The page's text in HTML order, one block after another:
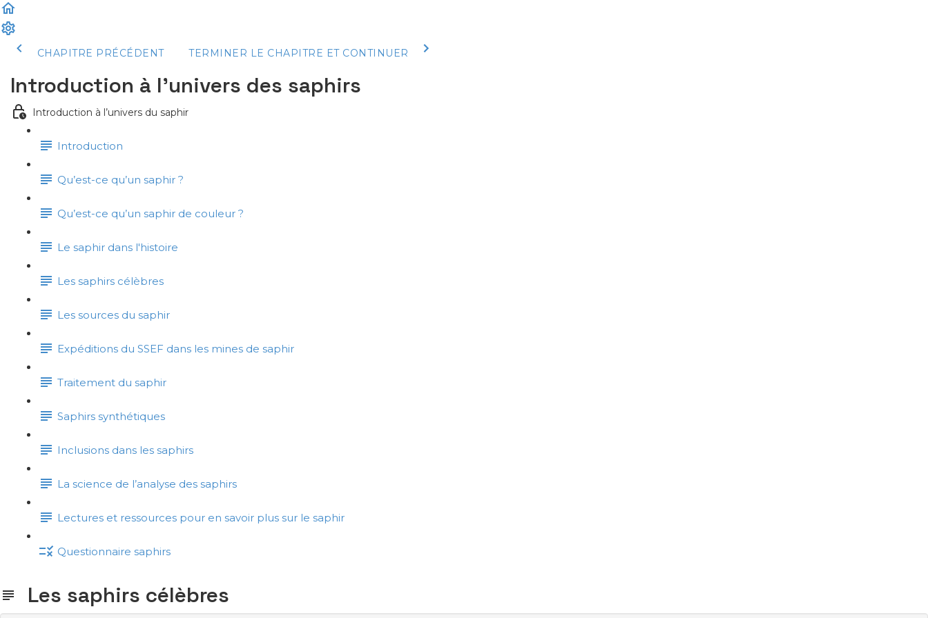
CHAPITRE PRÉCÉDENT TERMINER LE CHAPITRE ET CONTINUER
Introduction à l’univers des saphirs
Introduction à l’univers du saphir
Introduction
Qu’est-ce qu’un saphir ?
Qu’est-ce qu’un saphir de couleur ?
Le saphir dans l'histoire
Les saphirs célèbres
Les sources du saphir
Expéditions du SSEF dans les mines de saphir
Traitement du saphir
Saphirs synthétiques
Inclusions dans les saphirs
La science de l’analyse des saphirs
Lectures et ressources pour en savoir plus sur le saphir
Questionnaire saphirs
Les saphirs célèbres